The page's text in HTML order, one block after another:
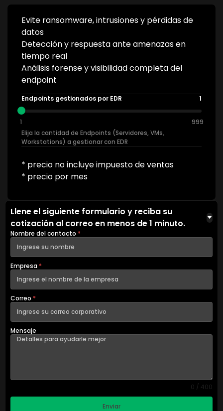
Evite ransomware, intrusiones y pérdidas de
datos
Detección y respuesta ante amenazas en
tiempo real
Análisis forense y visibilidad completa del
endpoint
Endpoints gestionados por EDR 1
1
999
Elija la cantidad de Endpoints (Servidores, VMs,
Workstations) a gestionar con EDR
* precio no incluye impuesto de ventas
* precio por mes
Llene el siguiente formulario y reciba su
cotización al correo en menos de 1 minuto.
Nombre del contacto *
Empresa *
Correo *
Mensaje
0 / 400
Enviar